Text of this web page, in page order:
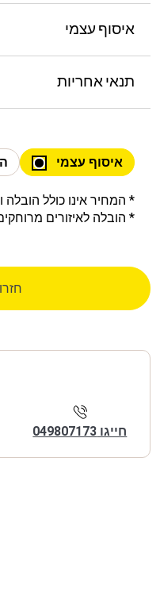
איסוף עצמי
תנאי אחריות
איסוף עצמי
* המחיר אינו כולל הובלה
* הובלה לאיזורים
חייגו 049807173